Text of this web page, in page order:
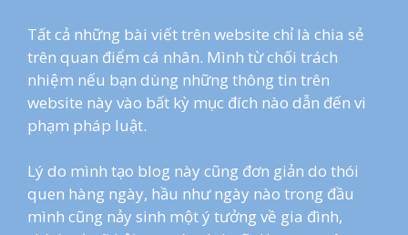
Tất cả những bài viết trên website chỉ là chia sẻ
trên quan điểm cá nhân. Mình từ chối trách
nhiệm nếu bạn dùng những thông tin trên
website này vào bất kỳ mục đích nào dẫn đến vi
phạm pháp luật.
Lý do mình tạo blog này cũng đơn giản do thói
quen hàng ngày, hầu như ngày nào trong đầu
mình cũng nảy sinh một ý tưởng về gia đình,